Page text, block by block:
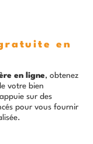
en
en ligne, obtenez
votre bien
sur des
pour vous fournir